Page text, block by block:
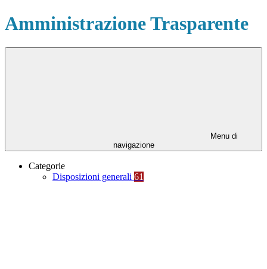
Amministrazione Trasparente
Menu di
navigazione
Categorie
Disposizioni generali 61